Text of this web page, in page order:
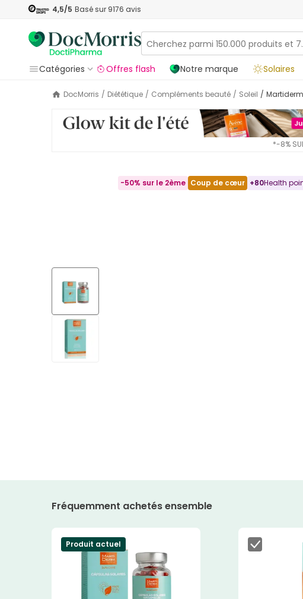
4,5/5 Basé sur 9176 avis
Catégories
Offres flash Notre marque Solaires
DocMorris / Diététique / Compléments beauté / Soleil /
*-8%
-50% sur le 2ème Coup de cœur +80Health
Fréquemment achetés ensemble
Produit actuel